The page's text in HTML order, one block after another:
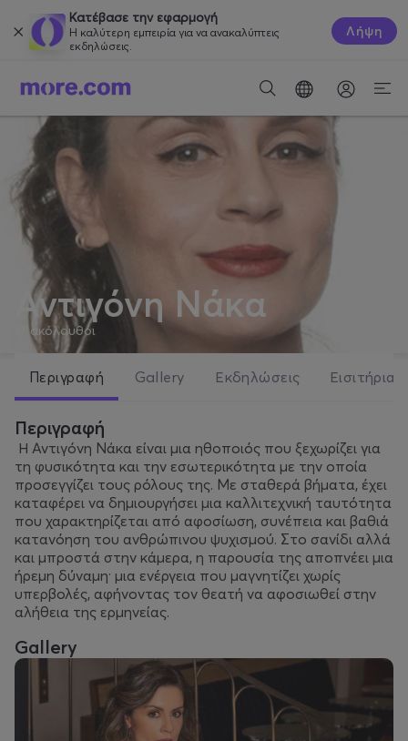
Κατέβασε την εφαρμογή
Η καλύτερη εμπειρία για να ανακαλύπτεις
εκδηλώσεις.
Λήψη
Αντιγόνη Νάκα
ακόλουθοι
Περιγραφή Gallery Εκδηλώσεις Εισιτήρια
Περιγραφή
Η Αντιγόνη Νάκα είναι μια ηθοποιός που ξεχωρίζει για
τη φυσικότητα και την εσωτερικότητα με την οποία
προσεγγίζει τους ρόλους της. Με σταθερά βήματα, έχει
καταφέρει να δημιουργήσει μια καλλιτεχνική ταυτότητα
που χαρακτηρίζεται από αφοσίωση, συνέπεια και βαθιά
κατανόηση του ανθρώπινου ψυχισμού. Στο σανίδι αλλά
και μπροστά στην κάμερα, η παρουσία της αποπνέει μια
ήρεμη δύναμη· μια ενέργεια που μαγνητίζει χωρίς
υπερβολές, αφήνοντας τον θεατή να αφοσιωθεί στην
αλήθεια της ερμηνείας.
Gallery